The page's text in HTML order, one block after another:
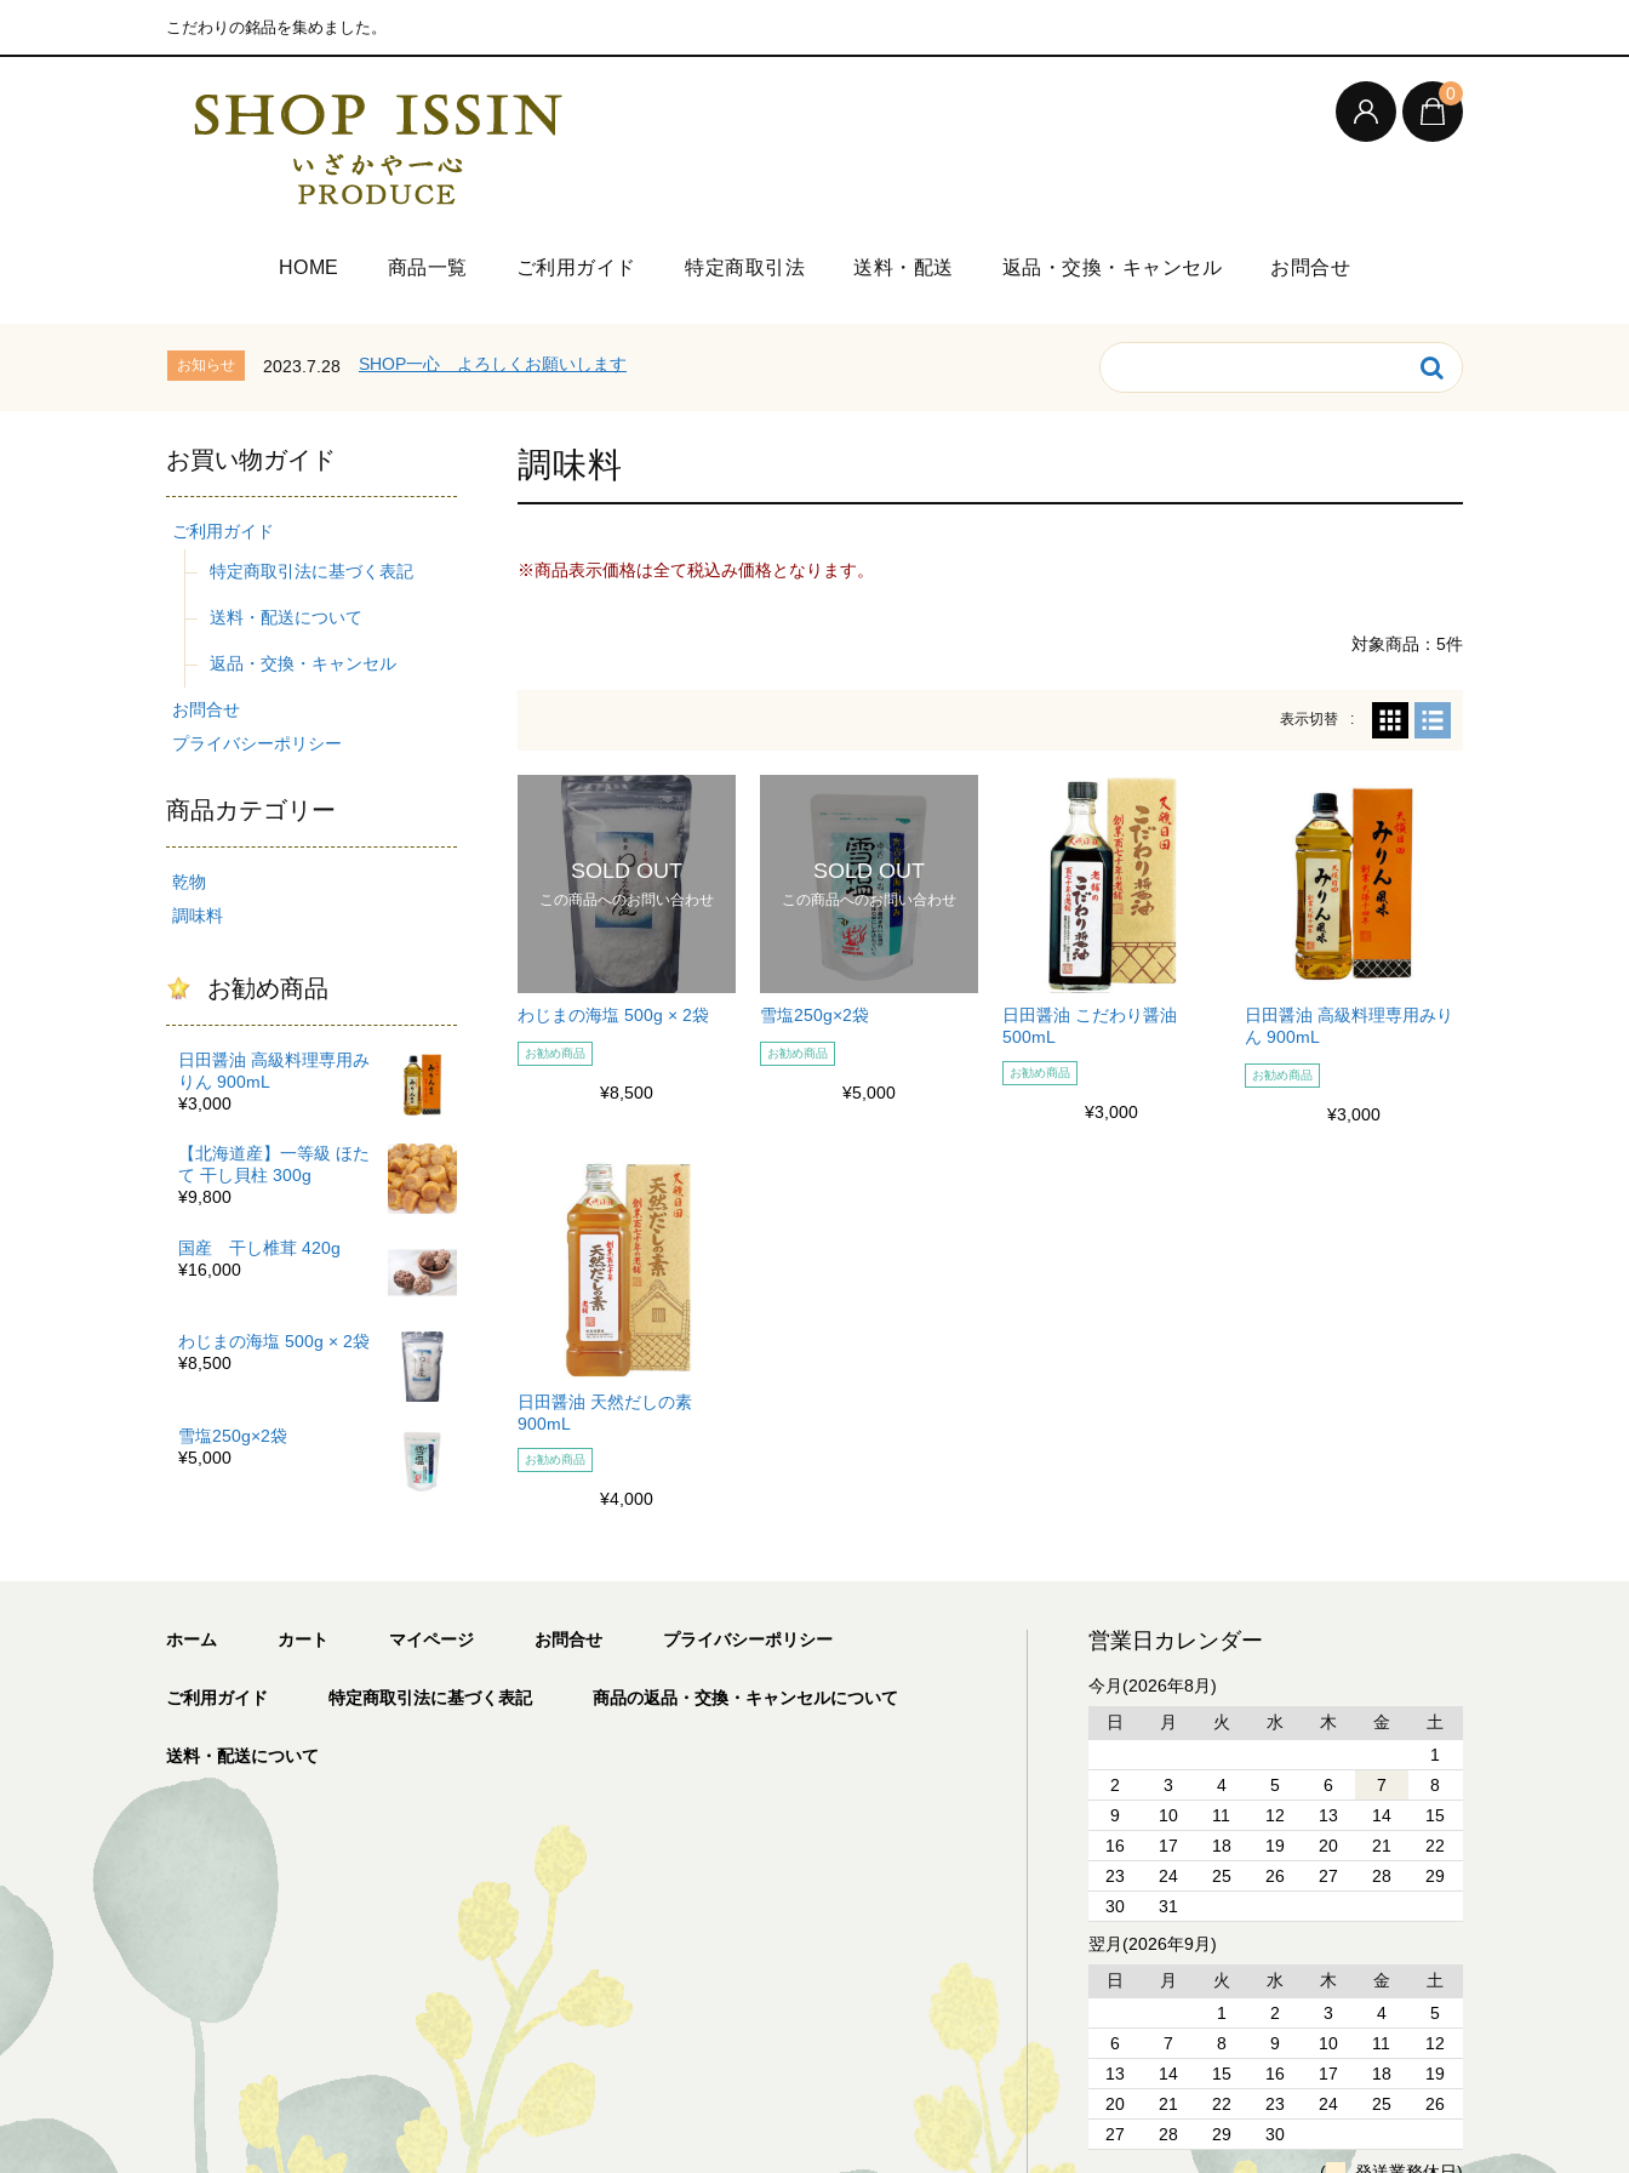
こだわりの銘品を集めました。
0
HOME 商品一覧 ご利用ガイド 特定商取引法 送料・配送 返品・交換・キャンセル お問合せ
お知らせ 2023.7.28 SHOP一心 よろしくお願いします
調味料
※商品表示価格は全て税込み価格となります。
対象商品：5件
表示切替
SOLD OUT
この商品へのお問い合わせ
わじまの海塩 500g × 2袋
お勧め商品
¥8,500
SOLD OUT
この商品へのお問い合わせ
雪塩250g×2袋
お勧め商品
¥5,000
日田醤油 こだわり醤油
500mL
お勧め商品
¥3,000
日田醤油 高級料理専用みり
ん 900mL
お勧め商品
¥3,000
日田醤油 天然だしの素
900mL
お勧め商品
¥4,000
お買い物ガイド
ご利用ガイド
特定商取引法に基づく表記
送料・配送について
返品・交換・キャンセル
お問合せ
プライバシーポリシー
商品カテゴリー
乾物
調味料
お勧め商品
日田醤油 高級料理専用み
りん 900mL
¥3,000
【北海道産】一等級 ほた
て 干し貝柱 300g
¥9,800
国産 干し椎茸 420g
¥16,000
わじまの海塩 500g × 2袋
¥8,500
雪塩250g×2袋
¥5,000
営業日カレンダー
今月(2026年8月)
日
月 火 水 木 金
土
1
2
3 4 5 6 7
8
9
10 11 12 13 14
15
16
17 18 19 20 21
22
23
24 25 26 27 28
29
30
31
翌月(2026年9月)
日
月 火 水 木 金
土
1
2 3 4
5
6
7 8 9 10 11
12
13
14 15 16 17 18
19
20
21 22 23 24 25
26
27
28 29
30
ホーム カート マイページ お問合せ プライバシーポリシー
ご利用ガイド 特定商取引法に基づく表記 商品の返品・交換・キャンセルについて
送料・配送について